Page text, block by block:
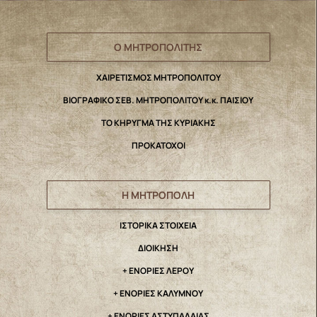
Ο ΜΗΤΡΟΠΟΛΙΤΗΣ
ΧΑΙΡΕΤΙΣΜΟΣ ΜΗΤΡΟΠΟΛΙΤΟΥ
ΒΙΟΓΡΑΦΙΚΟ ΣΕΒ. ΜΗΤΡΟΠΟΛΙΤΟΥ κ.κ. ΠΑΙΣΙΟΥ
ΤΟ ΚΗΡΥΓΜΑ ΤΗΣ ΚΥΡΙΑΚΗΣ
ΠΡΟΚΑΤΟΧΟΙ
Η ΜΗΤΡΟΠΟΛΗ
IΣΤΟΡΙΚΑ ΣΤΟΙΧΕΙΑ
ΔΙΟΙΚΗΣΗ
+ ΕΝΟΡΙΕΣ ΛΕΡΟΥ
+ ΕΝΟΡΙΕΣ ΚΑΛΥΜΝΟΥ